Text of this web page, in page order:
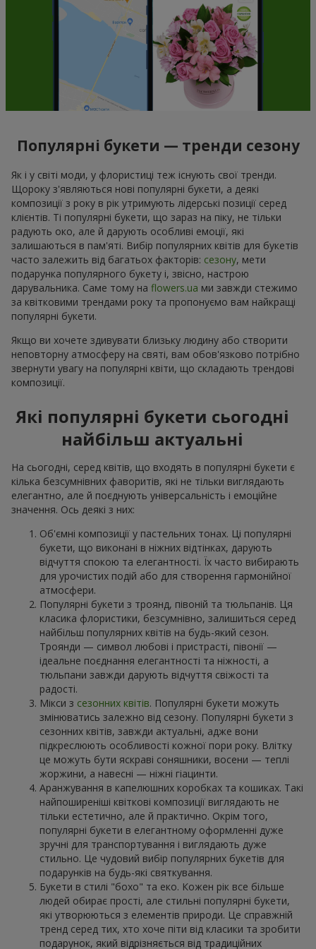
Популярні букети — тренди сезону
Як і у світі моди, у флористиці теж існують свої тренди.
Щороку з'являються нові популярні букети, а деякі
композиції з року в рік утримують лідерські позиції серед
клієнтів. Ті популярні букети, що зараз на піку, не тільки
радують око, але й дарують особливі емоції, які
залишаються в пам'яті. Вибір популярних квітів для букетів
часто залежить від багатьох факторів: сезону, мети
подарунка популярного букету і, звісно, настрою
дарувальника. Саме тому на flowers.ua ми завжди стежимо
за квітковими трендами року та пропонуємо вам найкращі
популярні букети.
Якщо ви хочете здивувати близьку людину або створити
неповторну атмосферу на святі, вам обов'язково потрібно
звернути увагу на популярні квіти, що складають трендові
композиції.
Які популярні букети сьогодні
найбільш актуальні
На сьогодні, серед квітів, що входять в популярні букети є
кілька безсумнівних фаворитів, які не тільки виглядають
елегантно, але й поєднують універсальність і емоційне
значення. Ось деякі з них:
Об'ємні композиції у пастельних тонах. Ці популярні
букети, що виконані в ніжних відтінках, дарують
відчуття спокою та елегантності. Їх часто вибирають
для урочистих подій або для створення гармонійної
атмосфери.
Популярні букети з троянд, півоній та тюльпанів. Ця
класика флористики, безсумнівно, залишиться серед
найбільш популярних квітів на будь-який сезон.
Троянди — символ любові і пристрасті, півонії —
ідеальне поєднання елегантності та ніжності, а
тюльпани завжди дарують відчуття свіжості та
радості.
Мікси з сезонних квітів. Популярні букети можуть
змінюватись залежно від сезону. Популярні букети з
сезонних квітів, завжди актуальні, адже вони
підкреслюють особливості кожної пори року. Влітку
це можуть бути яскраві соняшники, восени — теплі
жоржини, а навесні — ніжні гіацинти.
Аранжування в капелюшних коробках та кошиках. Такі
найпоширеніші квіткові композиції виглядають не
тільки естетично, але й практично. Окрім того,
популярні букети в елегантному оформленні дуже
зручні для транспортування і виглядають дуже
стильно. Це чудовий вибір популярних букетів для
подарунків на будь-які святкування.
Букети в стилі "бохо" та еко. Кожен рік все більше
людей обирає прості, але стильні популярні букети,
які утворюються з елементів природи. Це справжній
тренд серед тих, хто хоче піти від класики та зробити
подарунок, який відрізняється від традиційних